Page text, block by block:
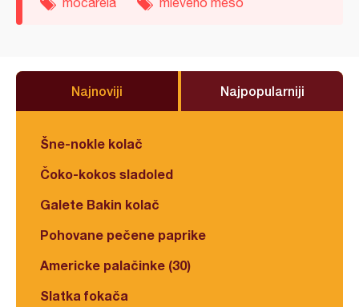
Najnoviji Najpopularniji
Šne-nokle kolač
Čoko-kokos sladoled
Galete Bakin kolač
Pohovane pečene paprike
Americke palačinke (30)
Slatka fokača